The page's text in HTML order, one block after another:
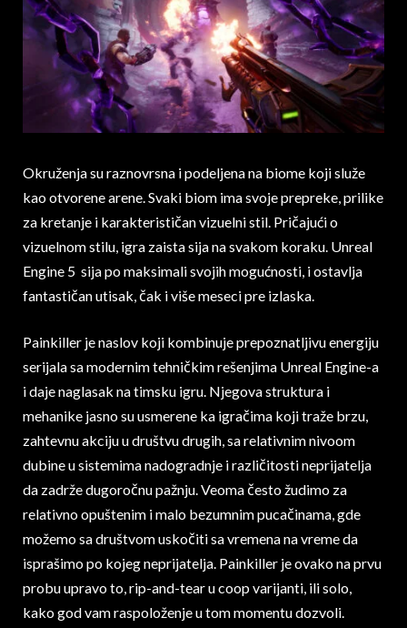
Okruženja su raznovrsna i podeljena na biome koji služe
kao otvorene arene. Svaki biom ima svoje prepreke, prilike
za kretanje i karakterističan vizuelni stil. Pričajući o
vizuelnom stilu, igra zaista sija na svakom koraku. Unreal
Engine 5 sija po maksimali svojih mogućnosti, i ostavlja
fantastičan utisak, čak i više meseci pre izlaska.
Painkiller je naslov koji kombinuje prepoznatljivu energiju
serijala sa modernim tehničkim rešenjima Unreal Engine-a
i daje naglasak na timsku igru. Njegova struktura i
mehanike jasno su usmerene ka igračima koji traže brzu,
zahtevnu akciju u društvu drugih, sa relativnim nivoom
dubine u sistemima nadogradnje i različitosti neprijatelja
da zadrže dugoročnu pažnju. Veoma često žudimo za
relativno opuštenim i malo bezumnim pucačinama, gde
možemo sa društvom uskočiti sa vremena na vreme da
isprašimo po kojeg neprijatelja. Painkiller je ovako na prvu
probu upravo to, rip-and-tear u coop varijanti, ili solo,
kako god vam raspoloženje u tom momentu dozvoli.